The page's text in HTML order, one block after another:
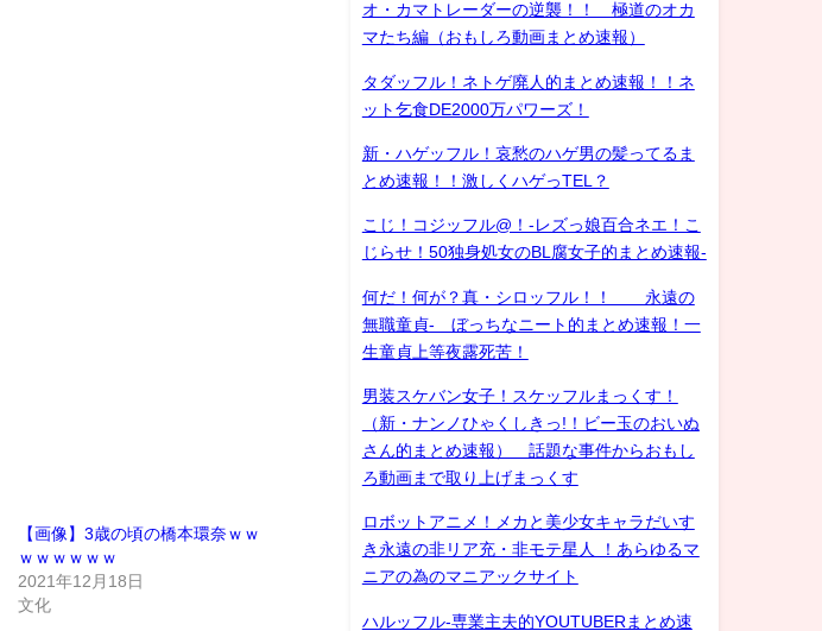
【画像】3歳の頃の橋本環奈ｗｗ
ｗｗｗｗｗｗ
2021年12月18日
文化
オ・カマトレーダーの逆襲！！ 極道のオカ
マたち編（おもしろ動画まとめ速報）
タダッフル！ネトゲ廃人的まとめ速報！！ネ
ット乞食DE2000万パワーズ！
新・ハゲッフル！哀愁のハゲ男の髪ってるま
とめ速報！！激しくハゲっTEL？
こじ！コジッフル@！-レズっ娘百合ネエ！こ
じらせ！50独身処女のBL腐女子的まとめ速報-
何だ！何が？真・シロッフル！！ 永遠の
無職童貞- ぼっちなニート的まとめ速報！一
生童貞上等夜露死苦！
男装スケバン女子！スケッフルまっくす！
（新・ナンノひゃくしきっ!！ビー玉のおいぬ
さん的まとめ速報） 話題な事件からおもし
ろ動画まで取り上げまっくす
ロボットアニメ！メカと美少女キャラだいす
き永遠の非リア充・非モテ星人 ！あらゆるマ
ニアの為のマニアックサイト
ハルッフル-専業主夫的YOUTUBERまとめ速